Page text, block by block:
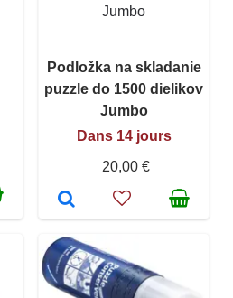
Jumbo
Podložka na skladanie
puzzle do 1500 dielikov
Jumbo
Dans 14 jours
20,00 €